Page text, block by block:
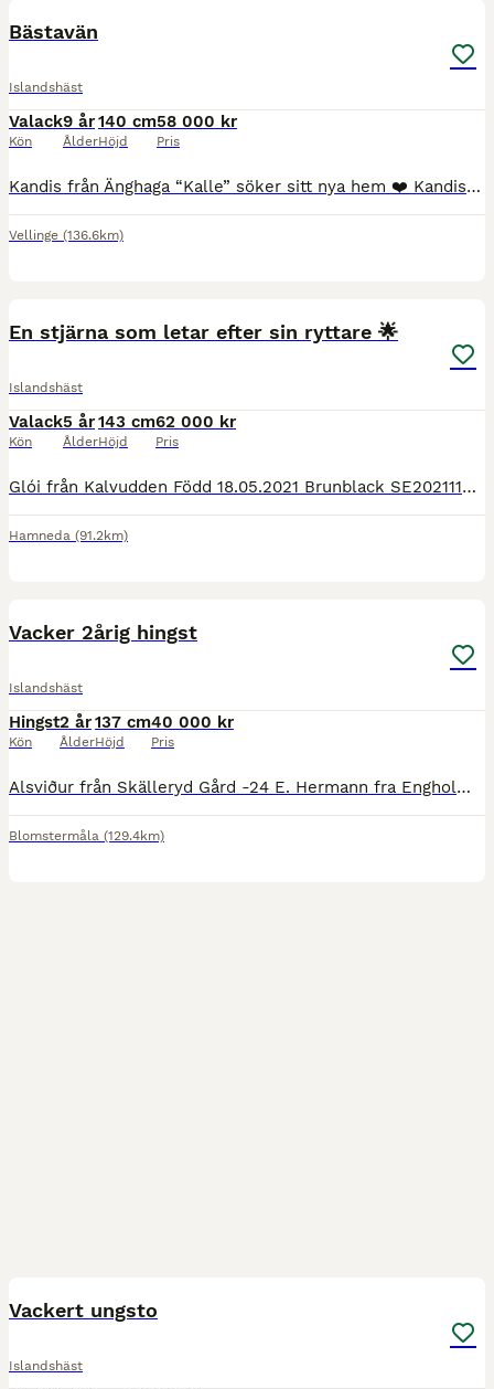
Bästavän
Islandshäst
Valack
Kön
9 år
Ålder
140 cm
Höjd
58 000 kr
Pris
Kandis från Änghaga “Kalle” söker sitt nya hem ❤️ Kandis från Änghaga, “Kalle”, är en 9-årig svenskfödd islandshästvalack som nu söker sitt nya hem. Kalle är en 5-gångare (ej passriden) med en charmig
Vellinge (136.6km)
En stjärna som letar efter sin ryttare 🌟
Islandshäst
Valack
Kön
5 år
Ålder
143 cm
Höjd
62 000 kr
Pris
Glói från Kalvudden Född 18.05.2021 Brunblack SE2021115005 BLUP Exteriör 105 Ridegenskaper 101 DNA AA Under inridning, Lyssnar på förhållande hjälper, töltar, travar och galopperar under ryttar
Hamneda (91.2km)
Vacker 2årig hingst
Islandshäst
Hingst
Kön
2 år
Ålder
137 cm
Höjd
40 000 kr
Pris
Alsviður från Skälleryd Gård -24 E. Hermann fra Engholm (ext 8.18 som 4 åring) Ee. Fengur från Backome U. Dis från Alvargården (bedömd med 9 för kort tölt och hovar samt 9,5 för man o svans) Nättar
Blomstermåla (129.4km)
Vackert ungsto
Islandshäst